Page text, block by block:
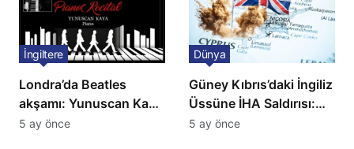
Londra’da Beatles
akşamı: Yunuscan Kaya
klasik yorumuyla
İngiltere
5 ay önce
Güney Kıbrıs’daki İngiliz
Üssüne İHA Saldırısı:
Patlama, Sirenler ve
Dünya
5 ay önce